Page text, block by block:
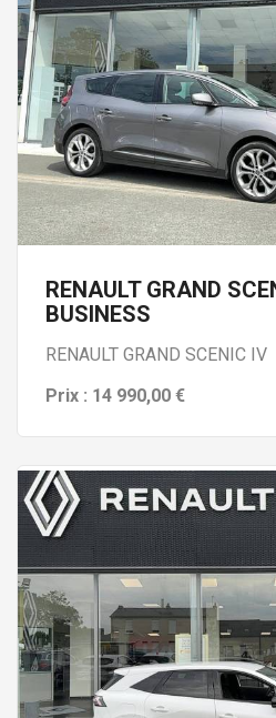
RENAULT GRAND
BUSINESS
RENAULT GRAND SCENIC IV
Prix : 14 990,00 €